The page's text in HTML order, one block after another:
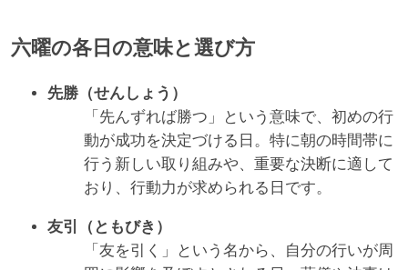
六曜の各日の意味と選び方
先勝（せんしょう）
「先んずれば勝つ」という意味で、初めの行
動が成功を決定づける日。特に朝の時間帯に
行う新しい取り組みや、重要な決断に適して
おり、行動力が求められる日です。
友引（ともびき）
「友を引く」という名から、自分の行いが周